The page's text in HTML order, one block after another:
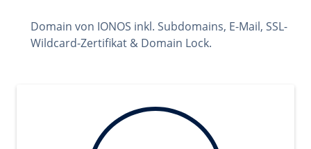
Domain von IONOS inkl. Subdomains, E-Mail, SSL-
Wildcard-Zertifikat & Domain Lock.